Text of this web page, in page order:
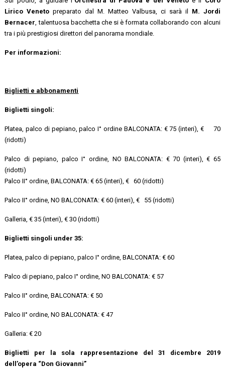
Lirico Veneto preparato dal M. Matteo Valbusa, ci sarà il M. Jordi
Bernacer , talentuosa bacchetta che si è formata collaborando con alcuni
tra i più prestigiosi direttori del panorama mondiale.
Per informazioni:
Biglietti e abbonamenti
Biglietti singoli:
Platea, palco di pepiano, palco I° ordine BALCONATA: € 75 (interi), € 70
(ridotti)
Palco di pepiano, palco I° ordine, NO BALCONATA: € 70 (interi), € 65
(ridotti)
Palco II° ordine, BALCONATA: € 65 (interi), € 60 (ridotti)
Palco II° ordine, NO BALCONATA: € 60 (interi), € 55 (ridotti)
Galleria, € 35 (interi), € 30 (ridotti)
Biglietti singoli under 35:
Platea, palco di pepiano, palco I° ordine, BALCONATA: € 60
Palco di pepiano, palco I° ordine, NO BALCONATA: € 57
Palco II° ordine, BALCONATA: € 50
Palco II° ordine, NO BALCONATA: € 47
Galleria: € 20
Biglietti per la sola rappresentazione del 31 dicembre 2019
dell’opera “Don Giovanni”